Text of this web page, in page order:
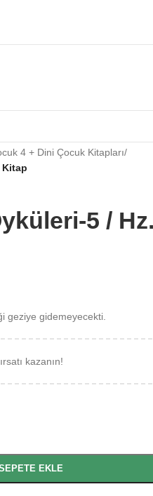
4 + Dini Çocuk Kitapları/
Kitap
5 /
geziye gidemeyecekti.
kazanın!
EKLE